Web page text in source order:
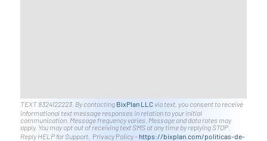
TEXT 8324122223. By contacting BixPlan LLCvia text, you consent to receive
informational text message responses in relation to your initial
communication. Message frequency varies. Message and data rates may
apply. You may opt out of receiving text SMS at any time by replying STOP.
Reply HELP for Support. Privacy Policy – https://bixplan.com/politicas-de-